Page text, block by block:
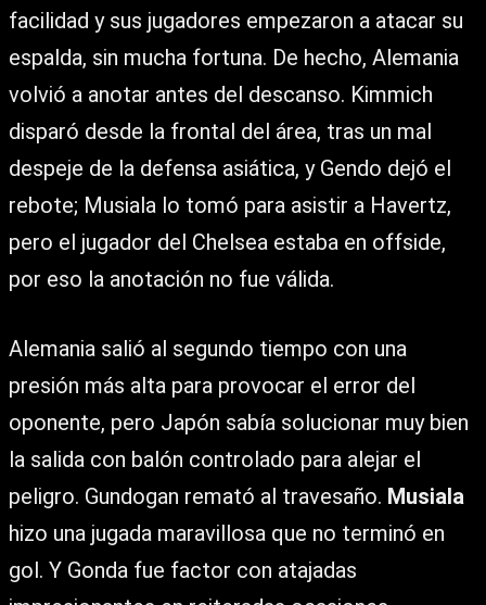
facilidad y sus jugadores empezaron a atacar su
espalda, sin mucha fortuna. De hecho, Alemania
volvió a anotar antes del descanso. Kimmich
disparó desde la frontal del área, tras un mal
despeje de la defensa asiática, y Gendo dejó el
rebote; Musiala lo tomó para asistir a Havertz,
pero el jugador del Chelsea estaba en offside,
por eso la anotación no fue válida.
Alemania salió al segundo tiempo con una
presión más alta para provocar el error del
oponente, pero Japón sabía solucionar muy bien
la salida con balón controlado para alejar el
peligro. Gundogan remató al travesaño. Musiala
hizo una jugada maravillosa que no terminó en
gol. Y Gonda fue factor con atajadas